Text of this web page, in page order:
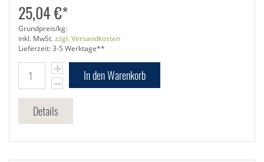
25,04 €*
Grundpreis/kg:
inkl. MwSt.zzgl. Versandkosten
Lieferzeit: 3-5 Werktage**
In den Warenkorb
Details